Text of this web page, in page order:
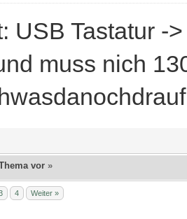
USB Tastatur -
muss nich
vor »
4 Weiter »